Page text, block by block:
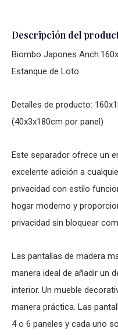
Descripción del
Biombo Japones
Estanque de Loto
Detalles de producto:
(40x3x180cm por panel)
Este separador ofrece un
excelente adición a
privacidad con estilo
hogar moderno y
privacidad sin bloquear
Las pantallas de madera
manera ideal de añadir un
interior. Un mueble
manera práctica. Las
4 o 6 paneles y cada uno